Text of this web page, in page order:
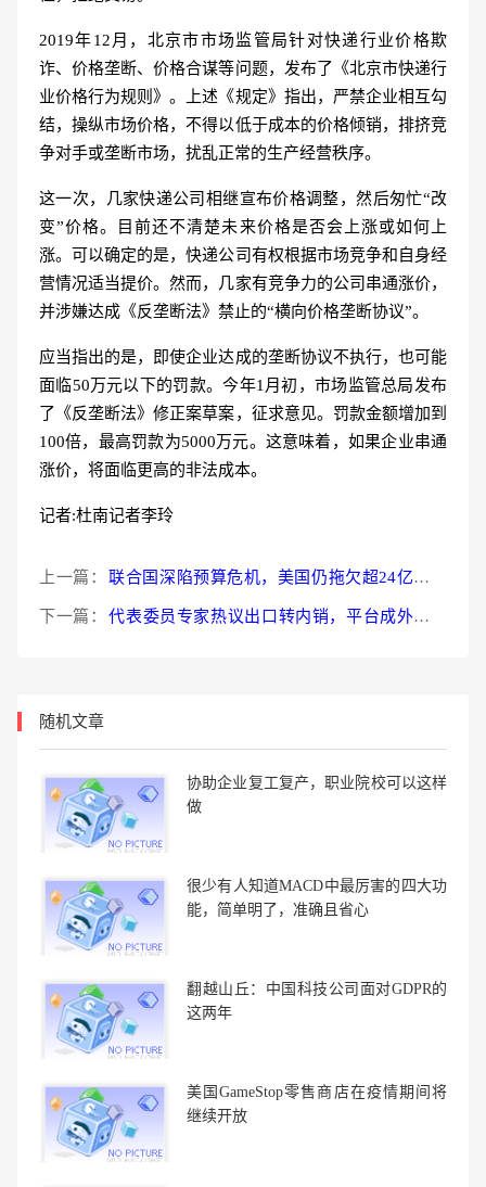
2019年12月，北京市市场监管局针对快递行业价格欺
诈、价格垄断、价格合谋等问题，发布了《北京市快递行
业价格行为规则》。上述《规定》指出，严禁企业相互勾
结，操纵市场价格，不得以低于成本的价格倾销，排挤竞
争对手或垄断市场，扰乱正常的生产经营秩序。
这一次，几家快递公司相继宣布价格调整，然后匆忙“改
变”价格。目前还不清楚未来价格是否会上涨或如何上
涨。可以确定的是，快递公司有权根据市场竞争和自身经
营情况适当提价。然而，几家有竞争力的公司串通涨价，
并涉嫌达成《反垄断法》禁止的“横向价格垄断协议”。
应当指出的是，即使企业达成的垄断协议不执行，也可能
面临50万元以下的罚款。今年1月初，市场监管总局发布
了《反垄断法》修正案草案，征求意见。罚款金额增加到
100倍，最高罚款为5000万元。这意味着，如果企业串通
涨价，将面临更高的非法成本。
记者:杜南记者李玲
上一篇： 联合国深陷预算危机，美国仍拖欠超24亿美元
费用！我国发出呼吁
下一篇： 代表委员专家热议出口转内销，平台成外贸企
随机文章
协助企业复工复产，职业院校可以这样
做
很少有人知道MACD中最厉害的四大功
能，简单明了，准确且省心
翻越山丘：中国科技公司面对GDPR的
这两年
美国GameStop零售商店在疫情期间将
继续开放